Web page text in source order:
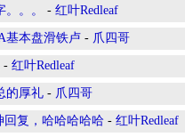
。。 - 红叶Redleaf
基本盘滑铁卢 - 爪四哥
- 红叶Redleaf
的厚礼 - 爪四哥
复，哈哈哈哈哈 - 红叶Redleaf